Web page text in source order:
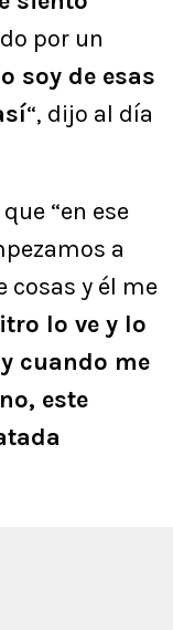
por un
soy de esas
“, dijo al día
“en ese
a
cosas y él me
lo ve y lo
cuando me
este